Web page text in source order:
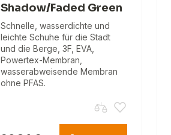
Shadow/Faded Green
Schnelle, wasserdichte und
leichte Schuhe für die Stadt
und die Berge, 3F, EVA,
Powertex-Membran,
wasserabweisende Membran
ohne PFAS.